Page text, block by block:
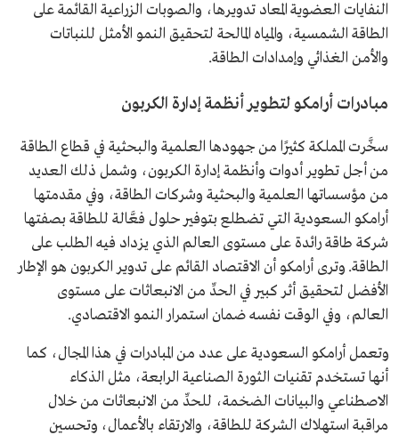
النفايات العضوية المعاد تدويرها، والصوبات الزراعية القائمة على
الطاقة الشمسية، والمياه المالحة لتحقيق النمو الأمثل للنباتات
والأمن الغذائي وإمدادات الطاقة.
مبادرات أرامكو لتطوير أنظمة إدارة الكربون
سخَّرت المملكة كثيرًا من جهودها العلمية والبحثية في قطاع الطاقة
من أجل تطوير أدوات وأنظمة إدارة الكربون، وشمل ذلك العديد
من مؤسساتها العلمية والبحثية وشركات الطاقة، وفي مقدمتها
أرامكو السعودية التي تضطلع بتوفير حلول فعَّالة للطاقة بصفتها
شركة طاقة رائدة على مستوى العالم الذي يزداد فيه الطلب على
الطاقة. وترى أرامكو أن الاقتصاد القائم على تدوير الكربون هو الإطار
الأفضل لتحقيق أثر كبير في الحدِّ من الانبعاثات على مستوى
العالم، وفي الوقت نفسه ضمان استمرار النمو الاقتصادي.
وتعمل أرامكو السعودية على عدد من المبادرات في هذا المجال، كما
أنها تستخدم تقنيات الثورة الصناعية الرابعة، مثل الذكاء
الاصطناعي والبيانات الضخمة، للحدِّ من الانبعاثات من خلال
مراقبة استهلاك الشركة للطاقة، والارتقاء بالأعمال، وتحسين